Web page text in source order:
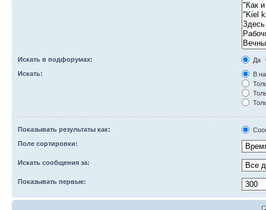
Искать в подфорумах:
Да
Искать:
В
Показывать результаты как:
Поле сортировки:
Искать сообщения за:
Показывать первые: